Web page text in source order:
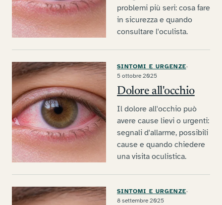
problemi più seri: cosa fare
in sicurezza e quando
consultare l'oculista.
SINTOMI E URGENZE·
5 ottobre 2025
Dolore all'occhio
Il dolore all'occhio può
avere cause lievi o urgenti:
segnali d'allarme, possibili
cause e quando chiedere
una visita oculistica.
SINTOMI E URGENZE·
8 settembre 2025